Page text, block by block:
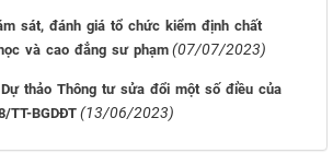
sát, đánh giá tổ chức kiểm định chất
và cao đẳng sư phạm (07/07/2023)
thảo Thông tư sửa đổi một số điều của
TT-BGDĐT (13/06/2023)